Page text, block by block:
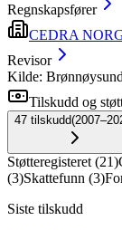
Regnskapsfører
CEDRA
Revisor
Kilde:
Tilskudd og
47 tilskudd(
Støtteregisteret (21)
(3)Skattefunn (3)
Siste tilskudd